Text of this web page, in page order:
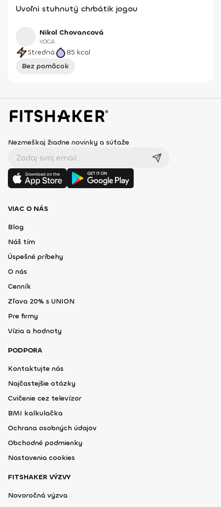
Uvoľni stuhnutý chrbátik jogou
Nikol Chovancová
YOGA
Stredná 85 kcal
Bez pomôcok
Nezmeškaj žiadne novinky a súťaže
VIAC O NÁS
Blog
Náš tím
Úspešné príbehy
O nás
Cenník
Zľava 20% s UNION
Pre firmy
Vízia a hodnoty
PODPORA
Kontaktujte nás
Najčastejšie otázky
Cvičenie cez televízor
BMI kalkulačka
Ochrana osobných údajov
Obchodné podmienky
Nastavenia cookies
FITSHAKER VÝZVY
Novoročná výzva